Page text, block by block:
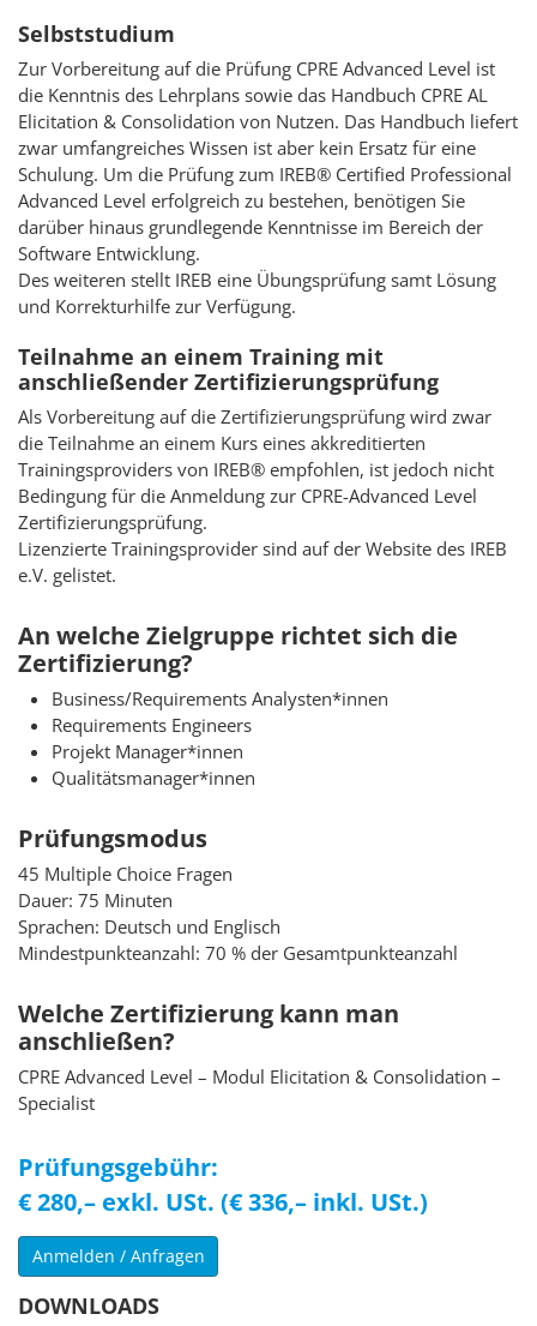
Selbststudium
Zur Vorbereitung auf die Prüfung CPRE Advanced Level ist
die Kenntnis des Lehrplans sowie das Handbuch CPRE AL
Elicitation & Consolidation von Nutzen. Das Handbuch liefert
zwar umfangreiches Wissen ist aber kein Ersatz für eine
Schulung. Um die Prüfung zum IREB® Certified Professional
Advanced Level erfolgreich zu bestehen, benötigen Sie
darüber hinaus grundlegende Kenntnisse im Bereich der
Software Entwicklung.
Des weiteren stellt IREB eine Übungsprüfung samt Lösung
und Korrekturhilfe zur Verfügung.
Teilnahme an einem Training mit
anschließender Zertifizierungsprüfung
Als Vorbereitung auf die Zertifizierungsprüfung wird zwar
die Teilnahme an einem Kurs eines akkreditierten
Trainingsproviders von IREB® empfohlen, ist jedoch nicht
Bedingung für die Anmeldung zur CPRE-Advanced Level
Zertifizierungsprüfung.
Lizenzierte Trainingsprovider sind auf der Website des IREB
e.V. gelistet.
An welche Zielgruppe richtet sich die
Zertifizierung?
Business/Requirements Analysten*innen
Requirements Engineers
Projekt Manager*innen
Qualitätsmanager*innen
Prüfungsmodus
45 Multiple Choice Fragen
Dauer: 75 Minuten
Sprachen: Deutsch und Englisch
Mindestpunkteanzahl: 70 % der Gesamtpunkteanzahl
Welche Zertifizierung kann man
anschließen?
CPRE Advanced Level – Modul Elicitation & Consolidation –
Specialist
Prüfungsgebühr:
€ 280,– exkl. USt. (€ 336,– inkl. USt.)
Anmelden / Anfragen
DOWNLOADS